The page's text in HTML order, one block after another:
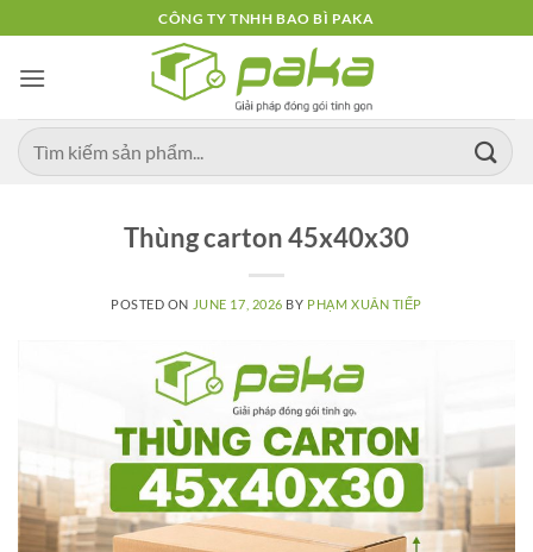
to
content
CÔNG TY TNHH BAO BÌ PAKA
Thùng carton 45x40x30
POSTED ON JUNE 17, 2026 BY PHẠM XUÂN TIẾP